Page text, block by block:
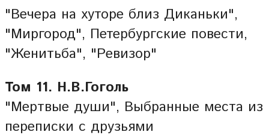
"Вечера на хуторе близ Диканьки",
"Миргород", Петербургские повести,
"Женитьба", "Ревизор"
Том 11. Н.В.Гоголь
"Мертвые души", Выбранные места из
переписки с друзьями